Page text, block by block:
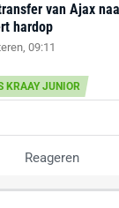
van Ajax
hardop
09:11
KRAAY JUNIOR
Reageren